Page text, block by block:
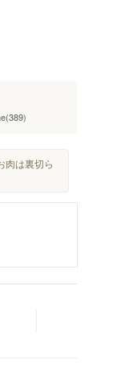
肉は裏切ら